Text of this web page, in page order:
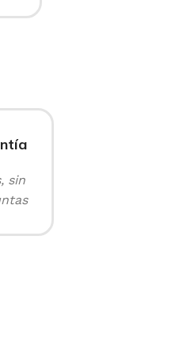
sin